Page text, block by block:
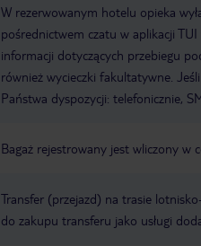
W rezerwowanym hotelu opieka
pośrednictwem czatu w aplikacji
informacji dotyczących przebiegu
również wycieczki fakultatywne.
Państwa dyspozycji: telefonicznie,
Bagaż rejestrowany jest wliczony w
Transfer (przejazd) na trasie
do zakupu transferu jako usługi